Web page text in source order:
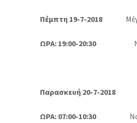
Πέμπτη 19-7-2018
ΩΡΑ: 19:00-20:30
Παρασκευή 20-7-2018
ΩΡΑ: 07:00-10:30